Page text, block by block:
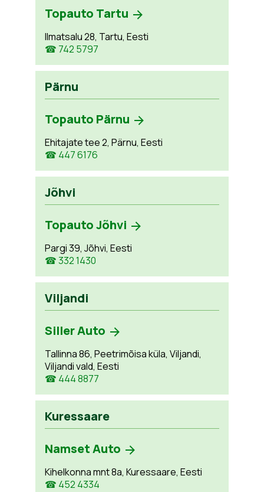
Topauto Tartu
Ilmatsalu 28, Tartu, Eesti
☎ 742 5797
Pärnu
Topauto Pärnu
Ehitajate tee 2, Pärnu, Eesti
☎ 447 6176
Jõhvi
Topauto Jõhvi
Pargi 39, Jõhvi, Eesti
☎ 332 1430
Viljandi
Siller Auto
Tallinna 86, Peetrimõisa küla, Viljandi,
Viljandi vald, Eesti
☎ 444 8877
Kuressaare
Namset Auto
Kihelkonna mnt 8a, Kuressaare, Eesti
☎ 452 4334